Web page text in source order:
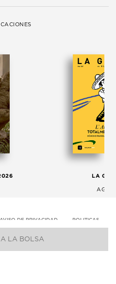
LA BOLSA
LA
AVISO DE PRIVACIDAD POLITICAS